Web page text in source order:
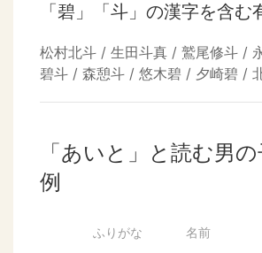
「碧」「斗」の漢字を含む
松村北斗 / 生田斗真 / 鷲尾修斗 /
碧斗 / 森憩斗 / 悠木碧 / 夕崎碧 /
「あいと」と読む男
例
ふりがな 名前